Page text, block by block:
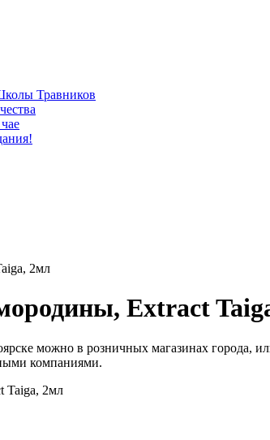
Травников
2мл
Extract
можно в розничных магазинах города,
компаниями.